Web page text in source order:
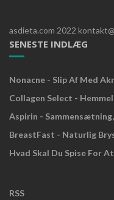
asdieta.com 2022
SENESTE INDLÆG
Nonacne - Slip Af Med
Collagen Select -
Aspirin -
BreastFast - Naturlig
Hvad Skal Du Spise For
RSS